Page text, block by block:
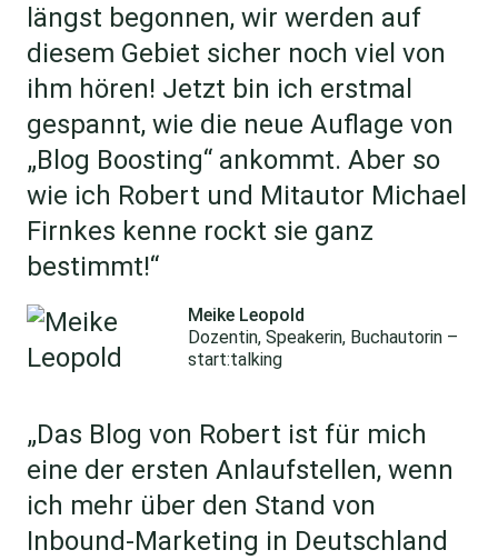
längst begonnen, wir werden auf
diesem Gebiet sicher noch viel von
ihm hören! Jetzt bin ich erstmal
gespannt, wie die neue Auflage von
„Blog Boosting“ ankommt. Aber so
wie ich Robert und Mitautor Michael
Firnkes kenne rockt sie ganz
bestimmt!“
Meike Leopold
Dozentin, Speakerin, Buchautorin –
start:talking
„Das Blog von Robert ist für mich
eine der ersten Anlaufstellen, wenn
ich mehr über den Stand von
Inbound-Marketing in Deutschland